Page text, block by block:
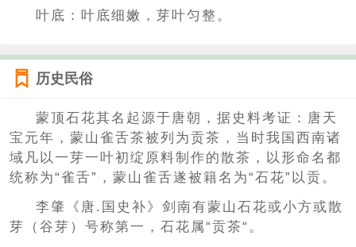
叶底：叶底细嫩，芽叶匀整。
历史民俗
蒙顶石花其名起源于唐朝，据史料考证：唐天
宝元年，蒙山雀舌茶被列为贡茶，当时我国西南诸
域凡以一芽一叶初绽原料制作的散茶，以形命名都
统称为“雀舌”，蒙山雀舌遂被籍名为“石花”以贡。
李肇《唐.国史补》剑南有蒙山石花或小方或散
芽（谷芽）号称第一，石花属“贡茶“。